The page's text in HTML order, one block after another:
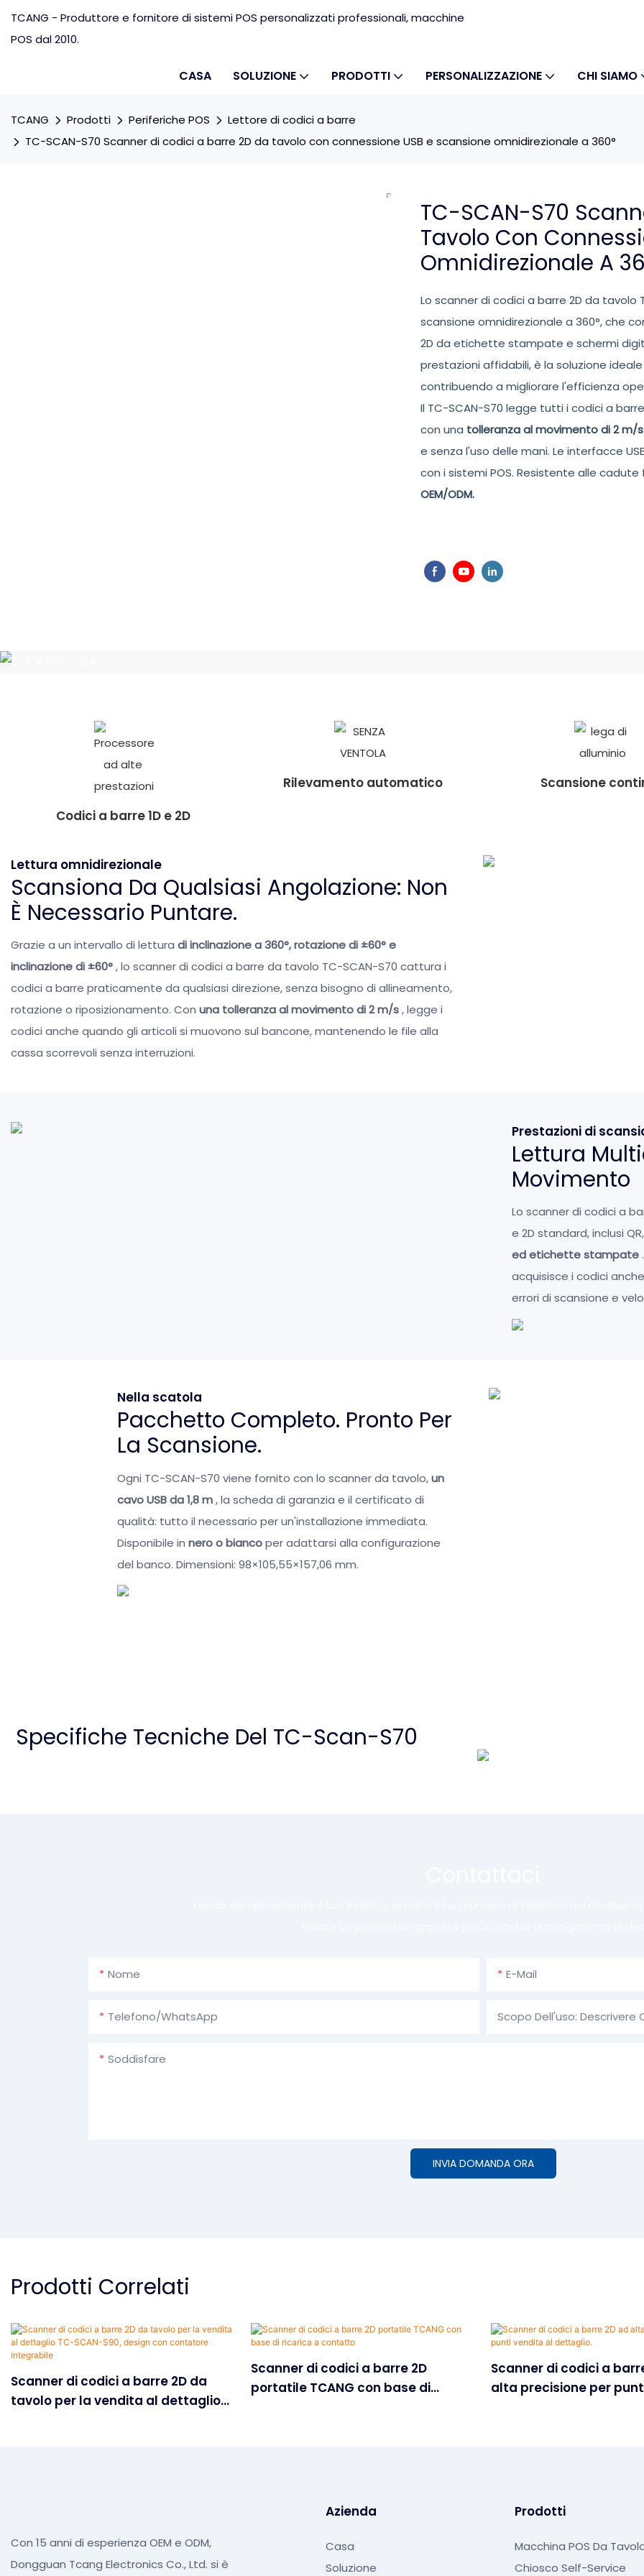
TCANG - Produttore e fornitore di sistemi POS personalizzati professionali, macchine
POS dal 2010.
CASA SOLUZIONE PRODOTTI PERSONALIZZAZIONE CHI SIAMO
TCANG Prodotti Periferiche POS
Lettore di codici a barre
TC-SCAN-S70 Scanner di codici a barre 2D da tavolo con connessione USB e scansione omnidirezionale a 360°
TC-SCAN-S70
Tavolo Con
Omnidirezionale A
Lo scanner di codici a barre 2D da
scansione omnidirezionale a 360°, che
2D da etichette stampate e schermi
prestazioni affidabili, è la soluzione
contribuendo a migliorare l'efficienza
Il TC-SCAN-S70 legge tutti i codici a barre
con una tolleranza al movimento di 2 m/s
e senza l'uso delle mani. Le interfacce
con i sistemi POS. Resistente alle cadute
OEM/ODM.
Codici a barre 1D e 2D
Rilevamento automatico
Scansione
Lettura omnidirezionale
Scansiona Da Qualsiasi Angolazione: Non
È Necessario Puntare.
Grazie a un intervallo di lettura di inclinazione a 360°, rotazione di ±60° e
inclinazione di ±60°, lo scanner di codici a barre da tavolo TC-SCAN-S70 cattura i
codici a barre praticamente da qualsiasi direzione, senza bisogno di allineamento,
rotazione o riposizionamento. Con una tolleranza al movimento di 2 m/s, legge i
codici anche quando gli articoli si muovono sul bancone, mantenendo le file alla
cassa scorrevoli senza interruzioni.
Prestazioni di
Lettura
Movimento
Lo scanner di codici a
e 2D standard, inclusi
ed etichette stampate
acquisisce i codici
errori di scansione e
Nella scatola
Pacchetto Completo. Pronto Per
La Scansione.
Ogni TC-SCAN-S70 viene fornito con lo scanner da tavolo,un
cavo USB da 1,8 m, la scheda di garanzia e il certificato di
qualità: tutto il necessario per un'installazione immediata.
Disponibile in nero o biancoper adattarsi alla configurazione
del banco. Dimensioni: 98×105,55×157,06 mm.
Specifiche Tecniche Del TC-Scan-S70
Nome E-Mail
Telefono/WhatsApp Scopo Dell'uso: Descrivere
Soddisfare
INVIA DOMANDA ORA
Prodotti Correlati
Scanner di codici a barre 2D da
tavolo per la vendita al dettaglio
Scanner di codici a barre 2D
portatile TCANG con base di
Scanner di codici a
alta precisione per
Con 15 anni di esperienza OEM e ODM,
Dongguan Tcang Electronics Co., Ltd. si è
Azienda
Casa
Soluzione
Prodotti
Macchina POS Da
Chiosco Self-Service